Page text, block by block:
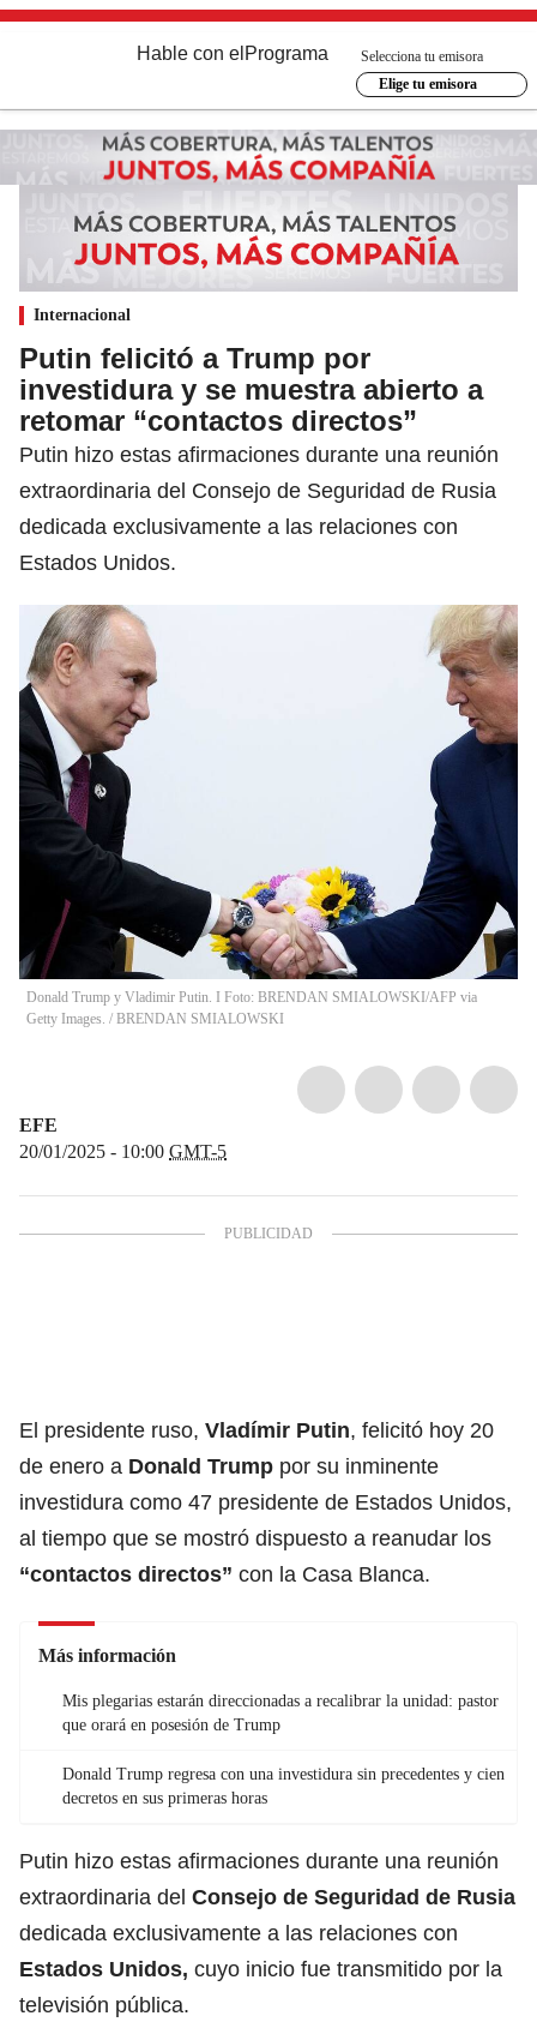
Hable con el Programa
Selecciona tu emisora
Elige tu emisora
Internacional
Putin felicitó a Trump por
investidura y se muestra abierto a
retomar “contactos directos”
Putin hizo estas afirmaciones durante una reunión
extraordinaria del Consejo de Seguridad de Rusia
dedicada exclusivamente a las relaciones con
Estados Unidos.
Donald Trump y Vladimir Putin. I Foto: BRENDAN SMIALOWSKI/AFP via
Getty Images. / BRENDAN SMIALOWSKI
EFE
20/01/2025 - 10:00 GMT-5
El presidente ruso, Vladímir Putin, felicitó hoy 20
de enero a Donald Trump por su inminente
investidura como 47 presidente de Estados Unidos,
al tiempo que se mostró dispuesto a reanudar los
“contactos directos” con la Casa Blanca.
Más información
Mis plegarias estarán direccionadas a recalibrar la unidad: pastor
que orará en posesión de Trump
Donald Trump regresa con una investidura sin precedentes y cien
decretos en sus primeras horas
Putin hizo estas afirmaciones durante una reunión
extraordinaria del Consejo de Seguridad de Rusia
dedicada exclusivamente a las relaciones con
Estados Unidos, cuyo inicio fue transmitido por la
televisión pública.